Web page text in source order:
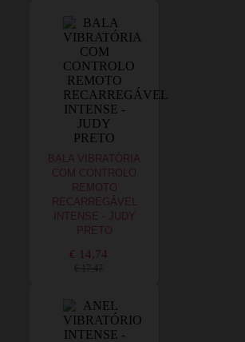
BALA VIBRATÓRIA
COM CONTROLO
REMOTO
RECARREGÁVEL
INTENSE - JUDY
PRETO
€ 14,74
€ 17,47